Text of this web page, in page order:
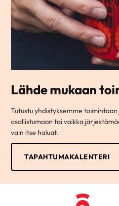
Lähde mukaan
Tutustu yhdistyksemme
osallistumaan tai vaikka
vain itse haluat.
TAPAHTUMAKALENTERI